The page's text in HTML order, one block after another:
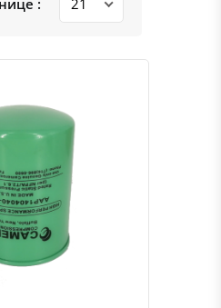
:
просмотр
Добавить к сравнениюДобавить в избранное